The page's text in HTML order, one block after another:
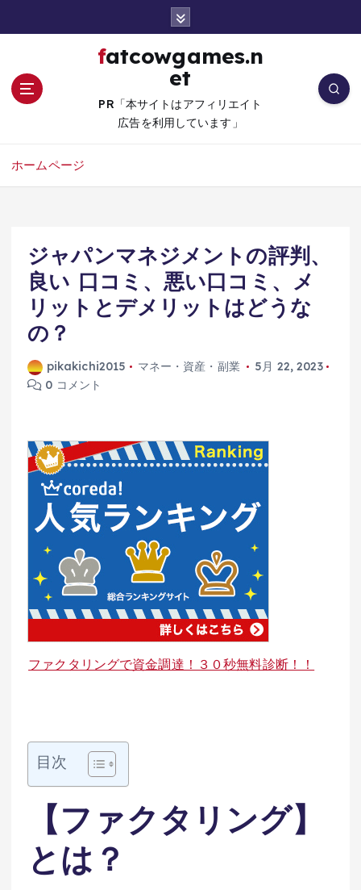
fatcowgames.n
et
PR「本サイトはアフィリエイト
広告を利用しています」
ホームページ
ジャパンマネジメントの評判、
良い 口コミ、悪い口コミ、メ
リットとデメリットはどうな
の？
pikakichi2015 マネー・資産・副業
5月 22, 2023
0 コメント
ファクタリングで資金調達！３０秒無料診断！！
目次
【ファクタリング】
とは？